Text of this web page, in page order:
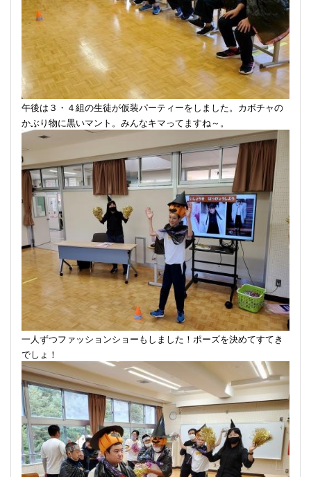
午後は３・４組の生徒が仮装パーティーをしました。カボチャの
かぶり物に黒いマント。みんなキマってますね～。
一人ずつファッションショーもしました！ポーズを決めてすてき
でしょ！